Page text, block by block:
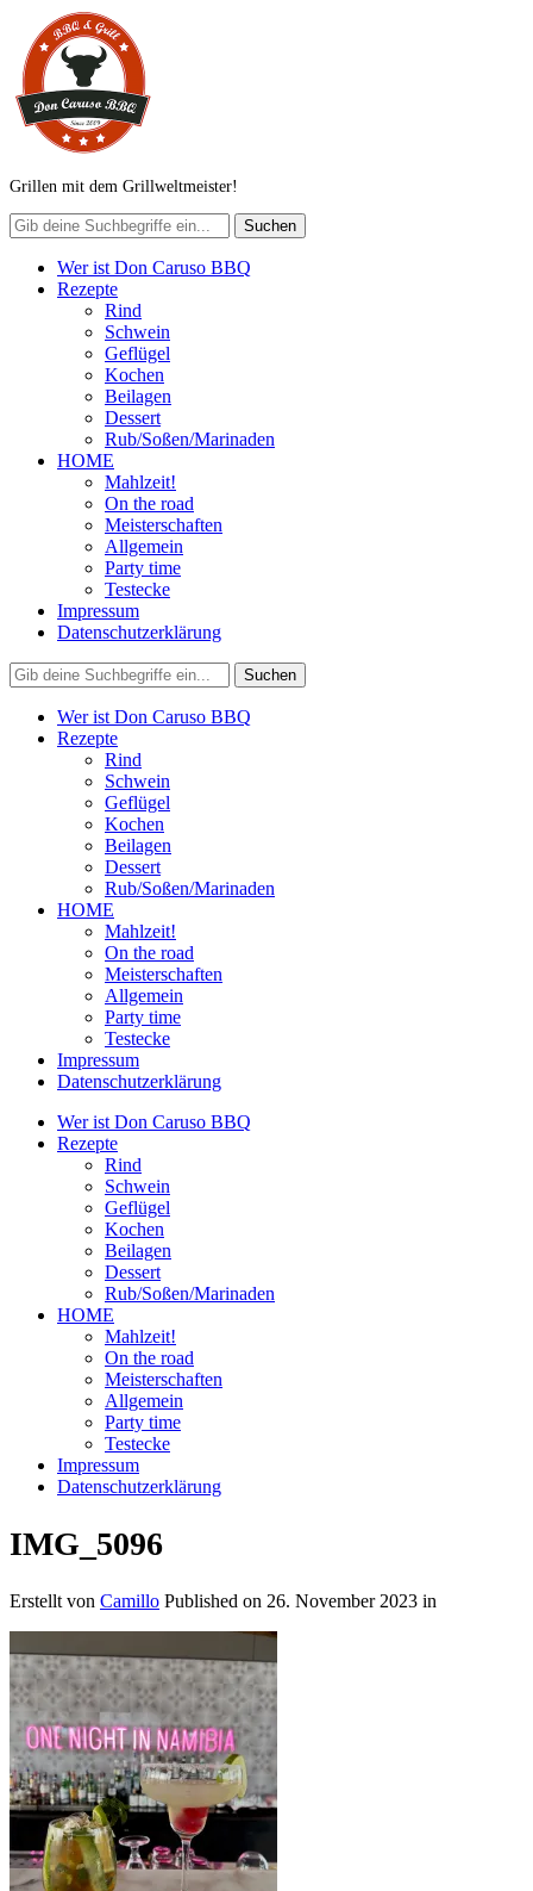
Grillen mit dem Grillweltmeister!
Wer ist Don Caruso BBQ
Rezepte
Rind
Schwein
Geflügel
Kochen
Beilagen
Dessert
Rub/Soßen/Marinaden
HOME
Mahlzeit!
On the road
Meisterschaften
Allgemein
Party time
Testecke
Impressum
Datenschutzerklärung
Wer ist Don Caruso BBQ
Rezepte
Rind
Schwein
Geflügel
Kochen
Beilagen
Dessert
Rub/Soßen/Marinaden
HOME
Mahlzeit!
On the road
Meisterschaften
Allgemein
Party time
Testecke
Impressum
Datenschutzerklärung
Wer ist Don Caruso BBQ
Rezepte
Rind
Schwein
Geflügel
Kochen
Beilagen
Dessert
Rub/Soßen/Marinaden
HOME
Mahlzeit!
On the road
Meisterschaften
Allgemein
Party time
Testecke
Impressum
Datenschutzerklärung
IMG_5096
Erstellt von Camillo Published on 26. November 2023 in